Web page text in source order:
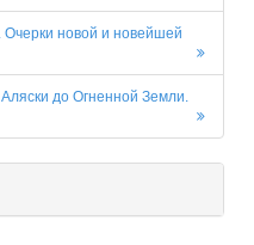
новой и новейшей
до Огненной Земли.